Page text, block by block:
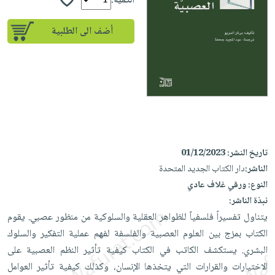
إختياراتنا
كتببلا
على
Android
تحميل
iKitab
على
Apple
أسئلة
طرحها
على
masmu3
على
Apple
الأكثر
وسائل
جوائز
تعليمية
جديد
العناية
الشخصية
العناية
وتصفيف
الشعر
العناية
بالجسم
والسفرة
جديد
الكل
أواني
الطهي
أدوات
متجر
الهدايا
أقسام
أضف الى الطلبية
تاريخ النشر:01/12/2023
الناشر:دار الكتاب الجديد المتحدة
النوع:ورقي غلاف عادي
نبذة الناشر:
يتناول تفسيراً فلسفياً للظواهر العقلية والسلوكية من منظور عصبي. يقوم
الكتاب بمزج بين العلوم العصبية والفلسفة لفهم عملية التفكير والسلوك
البشري. يستكشف الكاتب في الكتاب كيفية تأثير النظم العصبية على
الاختيارات والقرارات التي يتخذها الإنسان، وكذلك كيفية تأثير العوامل